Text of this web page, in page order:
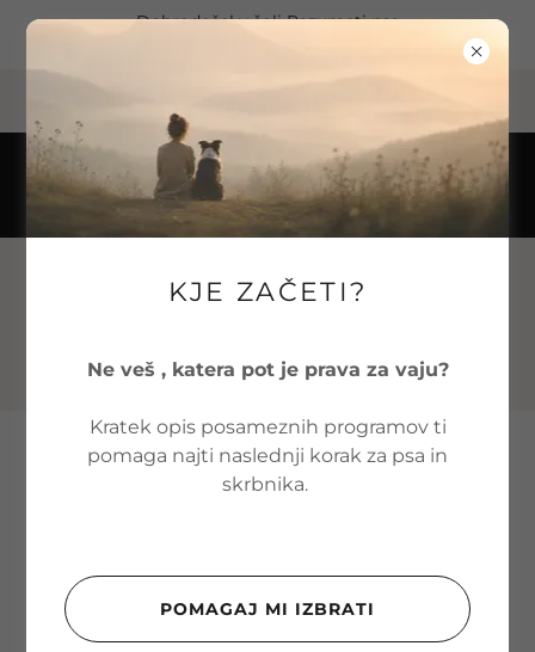
Dobrodošel v šoli Razumeti psa
+386 40 630 615
SPREMLJAMO VAS OD
PSA
Mantrailing
KJE ZAČETI?
Ne veš , katera pot je prava za vaju?
Kratek opis posameznih programov ti
pomaga najti naslednji korak za psa in
skrbnika.
POMAGAJ MI IZBRATI